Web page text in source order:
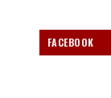
FACEBOOK